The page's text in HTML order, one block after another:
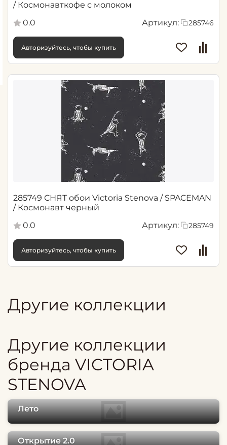
/ Космонавткофе с молоком
0.0
Артикул: 285746
Авторизуйтесь, чтобы купить
285749 СНЯТ обои Victoria Stenova / SPACEMAN
/ Космонавт черный
0.0
Артикул: 285749
Авторизуйтесь, чтобы купить
Другие коллекции
Другие коллекции
бренда VICTORIA
STENOVA
Лето
Открытие 2.0